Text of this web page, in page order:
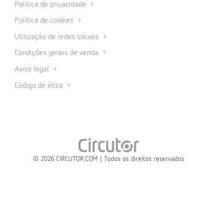
Política de privacidade
Política de cookies
Utilização de redes sociais
Condições gerais de venda
Aviso legal
Código de ética
© 2026 CIRCUTOR.COM | Todos os direitos reservados